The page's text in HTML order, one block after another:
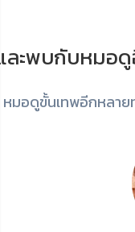
ละพบกับหมอ
หมอดูขั้นเทพอีกหลาย